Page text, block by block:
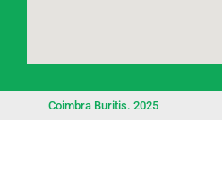
Coimbra Buritis. 2025